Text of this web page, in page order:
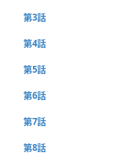
第3話
第4話
第5話
第6話
第7話
第8話